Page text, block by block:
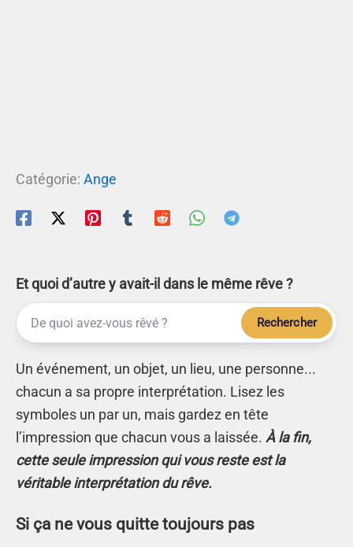
Catégorie: Ange
Et quoi d’autre y avait-il dans le même rêve ?
Rechercher
Un événement, un objet, un lieu, une personne...
chacun a sa propre interprétation. Lisez les
symboles un par un, mais gardez en tête
l’impression que chacun vous a laissée. À la fin,
cette seule impression qui vous reste est la
véritable interprétation du rêve.
Si ça ne vous quitte toujours pas